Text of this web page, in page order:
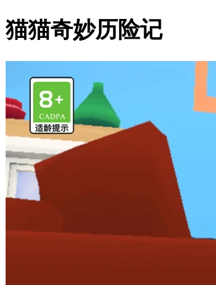
猫猫奇妙历险记